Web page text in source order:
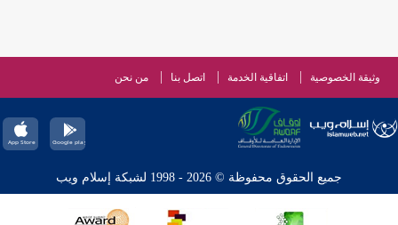
وثيقة الخصوصية اتفاقية الخدمة اتصل بنا من نحن
جميع الحقوق محفوظة © 2026 - 1998 لشبكة إسلام ويب